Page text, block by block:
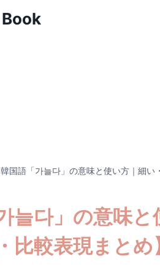
韓国語「가늘다」の意味と使い方｜細い
늘다」の意味
比較表現まとめ